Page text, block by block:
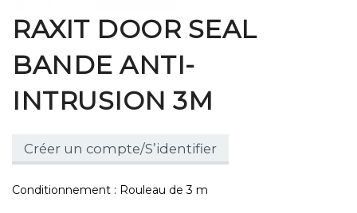
RAXIT DOOR SEAL
BANDE ANTI-
INTRUSION 3M
Créer un compte/S’identifier
Conditionnement : Rouleau de 3 m